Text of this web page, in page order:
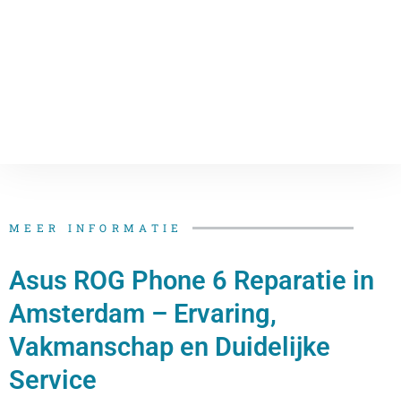
MEER INFORMATIE
Asus ROG Phone 6 Reparatie in
Amsterdam – Ervaring,
Vakmanschap en Duidelijke
Service